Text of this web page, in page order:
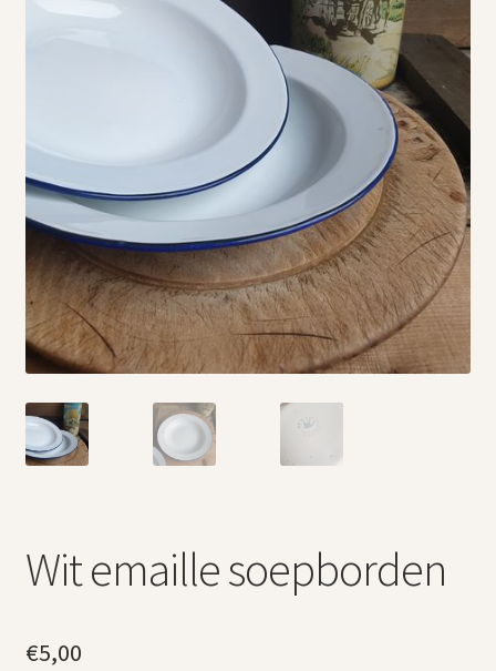
Wit emaille soepborden
€5,00